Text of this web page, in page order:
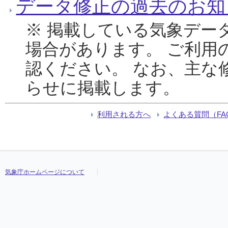
データ修正の過去のお
※ 掲載している気象デー
場合があります。 ご利用
認ください。 なお、主な
らせに掲載します。
利用される方へ よくある質問（
気象庁ホームページについて